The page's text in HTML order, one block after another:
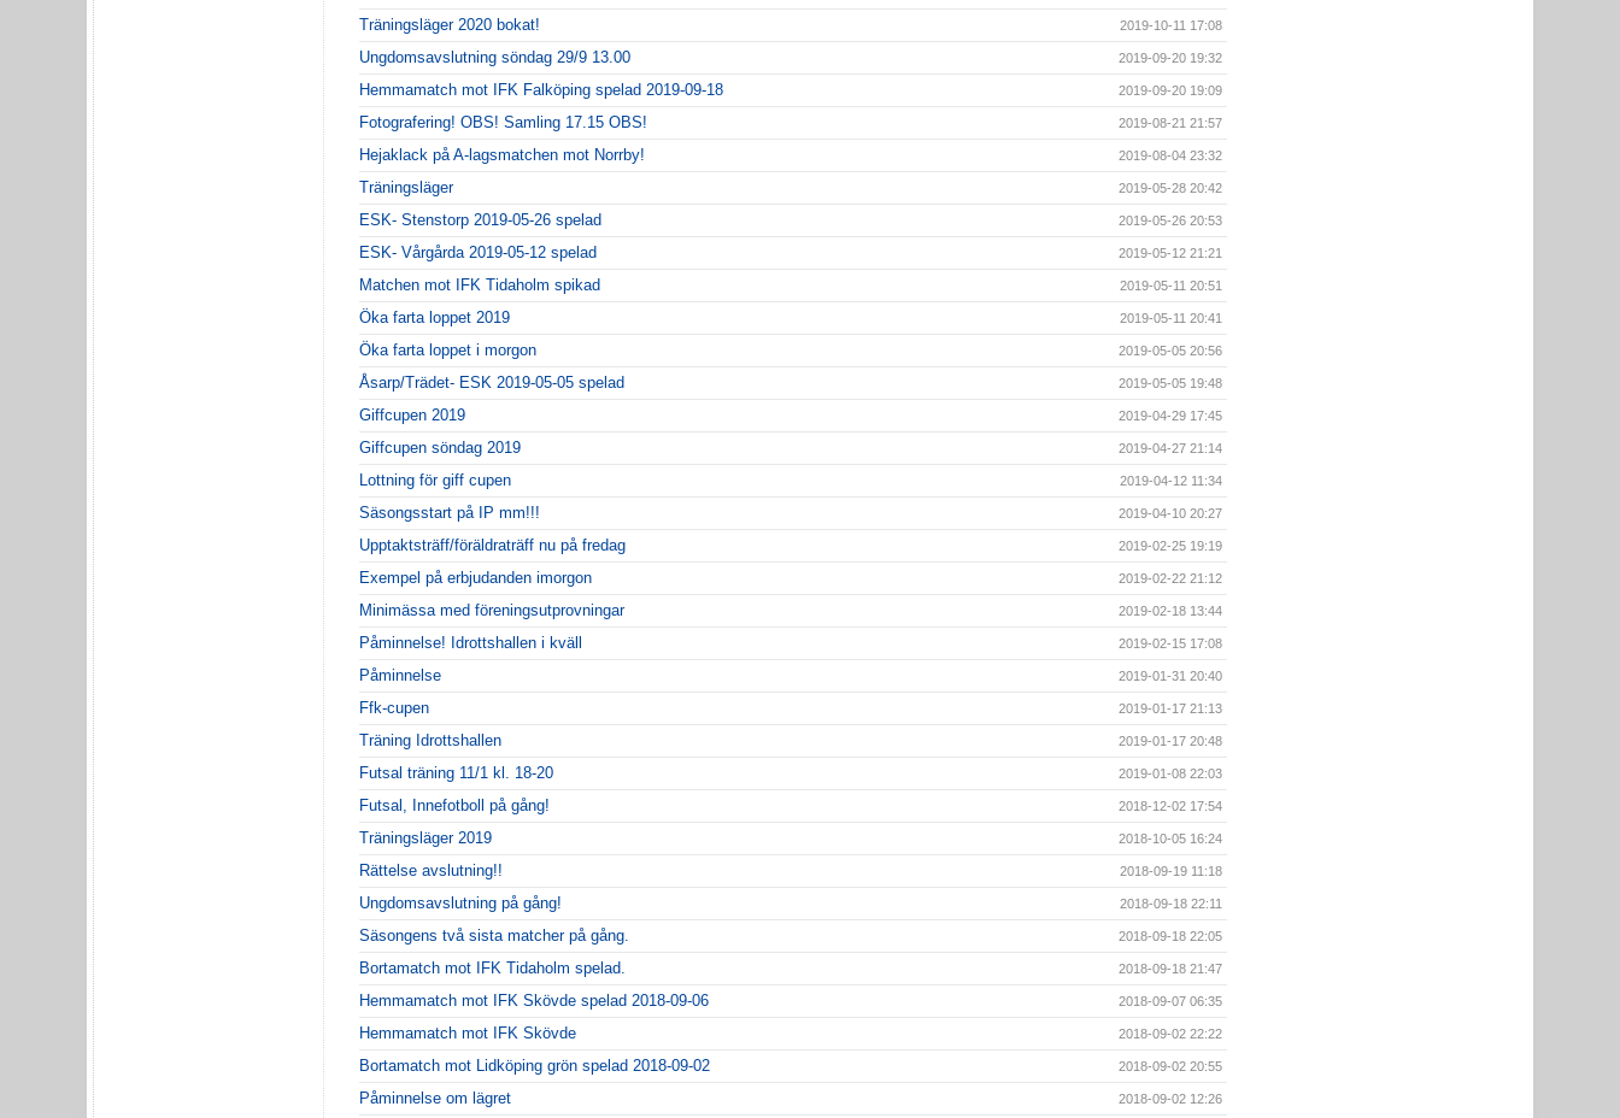
Träningsläger 2020 bokat! 2019-10-11 17:08
Ungdomsavslutning söndag 29/9 13.00 2019-09-20 19:32
Hemmamatch mot IFK Falköping spelad 2019-09-18 2019-09-20 19:09
Fotografering! OBS! Samling 17.15 OBS! 2019-08-21 21:57
Hejaklack på A-lagsmatchen mot Norrby! 2019-08-04 23:32
Träningsläger 2019-05-28 20:42
ESK- Stenstorp 2019-05-26 spelad 2019-05-26 20:53
ESK- Vårgårda 2019-05-12 spelad 2019-05-12 21:21
Matchen mot IFK Tidaholm spikad 2019-05-11 20:51
Öka farta loppet 2019 2019-05-11 20:41
Öka farta loppet i morgon 2019-05-05 20:56
Åsarp/Trädet- ESK 2019-05-05 spelad 2019-05-05 19:48
Giffcupen 2019 2019-04-29 17:45
Giffcupen söndag 2019 2019-04-27 21:14
Lottning för giff cupen 2019-04-12 11:34
Säsongsstart på IP mm!!! 2019-04-10 20:27
Upptaktsträff/föräldraträff nu på fredag 2019-02-25 19:19
Exempel på erbjudanden imorgon 2019-02-22 21:12
Minimässa med föreningsutprovningar 2019-02-18 13:44
Påminnelse! Idrottshallen i kväll 2019-02-15 17:08
Påminnelse 2019-01-31 20:40
Ffk-cupen 2019-01-17 21:13
Träning Idrottshallen 2019-01-17 20:48
Futsal träning 11/1 kl. 18-20 2019-01-08 22:03
Futsal, Innefotboll på gång! 2018-12-02 17:54
Träningsläger 2019 2018-10-05 16:24
Rättelse avslutning!! 2018-09-19 11:18
Ungdomsavslutning på gång! 2018-09-18 22:11
Säsongens två sista matcher på gång. 2018-09-18 22:05
Bortamatch mot IFK Tidaholm spelad. 2018-09-18 21:47
Hemmamatch mot IFK Skövde spelad 2018-09-06 2018-09-07 06:35
Hemmamatch mot IFK Skövde 2018-09-02 22:22
Bortamatch mot Lidköping grön spelad 2018-09-02 2018-09-02 20:55
Påminnelse om lägret 2018-09-02 12:26